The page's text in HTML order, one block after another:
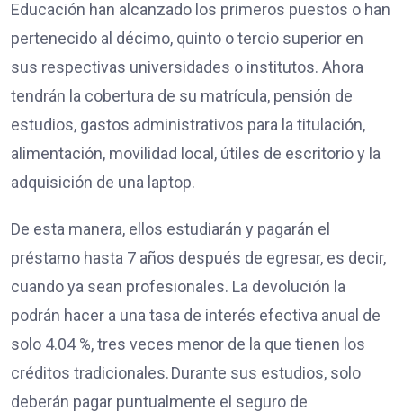
Educación han alcanzado los primeros puestos o han
pertenecido al décimo, quinto o tercio superior en
sus respectivas universidades o institutos. Ahora
tendrán la cobertura de su matrícula, pensión de
estudios, gastos administrativos para la titulación,
alimentación, movilidad local, útiles de escritorio y la
adquisición de una laptop.
De esta manera, ellos estudiarán y pagarán el
préstamo hasta 7 años después de egresar, es decir,
cuando ya sean profesionales. La devolución la
podrán hacer a una tasa de interés efectiva anual de
solo 4.04 %, tres veces menor de la que tienen los
créditos tradicionales. Durante sus estudios, solo
deberán pagar puntualmente el seguro de